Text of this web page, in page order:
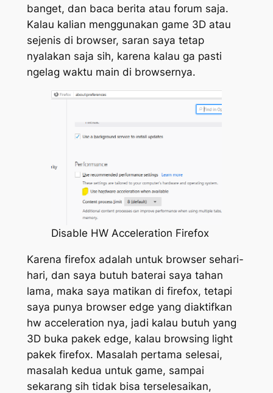
banget, dan baca berita atau forum saja.
Kalau kalian menggunakan game 3D atau
sejenis di browser, saran saya tetap
nyalakan saja sih, karena kalau ga pasti
ngelag waktu main di browsernya.
Disable HW Acceleration Firefox
Karena firefox adalah untuk browser sehari-
hari, dan saya butuh baterai saya tahan
lama, maka saya matikan di firefox, tetapi
saya punya browser edge yang diaktifkan
hw acceleration nya, jadi kalau butuh yang
3D buka pakek edge, kalau browsing light
pakek firefox. Masalah pertama selesai,
masalah kedua untuk game, sampai
sekarang sih tidak bisa terselesaikan,